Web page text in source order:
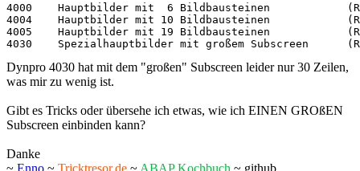
4000	Hauptbilder mit  6 Bildbausteinen            (Registerkarte)
4004	Hauptbilder mit 10 Bildbausteinen            (Registerkarte)
4005	Hauptbilder mit 19 Bildbausteinen            (Registerkarte)
4030	Spezialhauptbilder mit großem Subscreen
Dynpro 4030 hat mit dem "großen" Subscreen leider nur 30 Zeilen,
was mir zu wenig ist.
Gibt es Tricks oder übersehe ich etwas, wie ich EINEN GROßEN
Subscreen einbinden kann?
Danke
~ Enno ~ Tricktresor.de ~ ABAP Kochbuch ~ github